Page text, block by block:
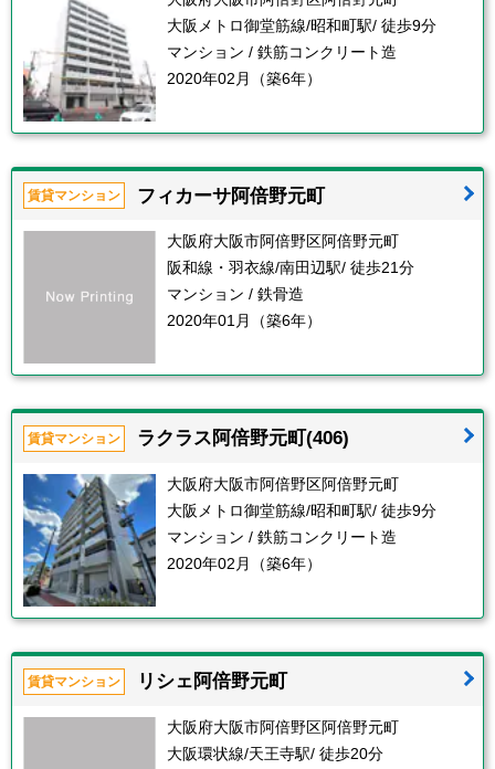
大阪メトロ御堂筋線/昭和町駅/ 徒歩9分
マンション / 鉄筋コンクリート造
2020年02月（築6年）
賃貸マンション フィカーサ阿倍野元町
大阪府大阪市阿倍野区阿倍野元町
阪和線・羽衣線/南田辺駅/ 徒歩21分
マンション / 鉄骨造
2020年01月（築6年）
賃貸マンション ラクラス阿倍野元町(406)
大阪府大阪市阿倍野区阿倍野元町
大阪メトロ御堂筋線/昭和町駅/ 徒歩9分
マンション / 鉄筋コンクリート造
2020年02月（築6年）
賃貸マンション リシェ阿倍野元町
大阪府大阪市阿倍野区阿倍野元町
大阪環状線/天王寺駅/ 徒歩20分